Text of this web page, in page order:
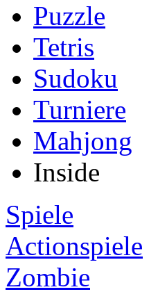
Puzzle
Tetris
Sudoku
Turniere
Mahjong
Inside
Spiele
Actionspiele
Zombie